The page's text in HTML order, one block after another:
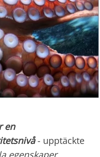
en
- upptäckte
egenskaper